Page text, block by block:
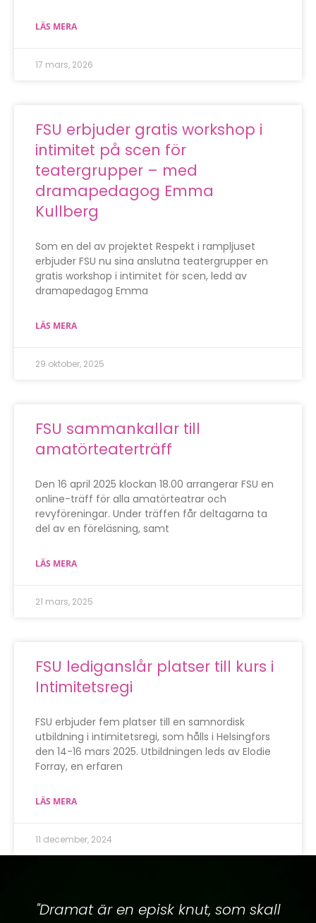
LÄS MERA
17 mars, 2026
FSU erbjuder gratis workshop i
intimitet på scen för
teatergrupper – med
dramapedagog Emma
Kullberg
Som en del av projektet Respekt i rampljuset
erbjuder FSU nu sina anslutna teatergrupper en
gratis workshop i intimitet för scen, ledd av
dramapedagog Emma
LÄS MERA
29 oktober, 2025
FSU sammankallar till
amatörteaterträff
Den 16 april 2025 klockan 18.00 arrangerar FSU en
online-träff för alla amatörteatrar och
revyföreningar. Under träffen får deltagarna ta
del av en föreläsning, samt
LÄS MERA
21 mars, 2025
FSU lediganslår platser till kurs i
Intimitetsregi
FSU erbjuder fem platser till en samnordisk
utbildning i intimitetsregi, som hålls i Helsingfors
den 14-16 mars 2025. Utbildningen leds av Elodie
Forray, en erfaren
LÄS MERA
11 december, 2024
"Dramat är en episk knut, som skall